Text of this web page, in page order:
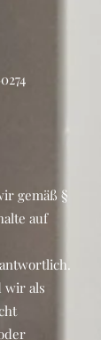
gemäß §
auf
wir als